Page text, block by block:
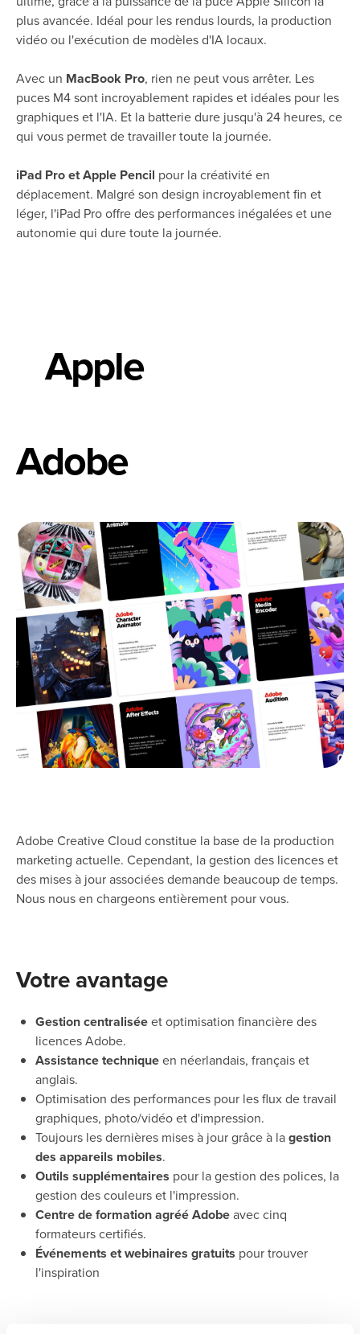
plus avancée. Idéal pour les rendus lourds, la production
vidéo ou l'exécution de modèles d'IA locaux.
Avec un MacBook Pro, rien ne peut vous arrêter. Les
puces M4 sont incroyablement rapides et idéales pour les
graphiques et l'IA. Et la batterie dure jusqu'à 24 heures, ce
qui vous permet de travailler toute la journée.
iPad Pro et Apple Pencil pour la créativité en
déplacement. Malgré son design incroyablement fin et
léger, l'iPad Pro offre des performances inégalées et une
autonomie qui dure toute la journée.
Apple
Adobe
Adobe Creative Cloud constitue la base de la production
marketing actuelle. Cependant, la gestion des licences et
des mises à jour associées demande beaucoup de temps.
Nous nous en chargeons entièrement pour vous.
Votre avantage
Gestion centraliséeet optimisation financière des
licences Adobe.
Assistance techniqueen néerlandais, français et
anglais.
Optimisation des performances pour les flux de travail
graphiques, photo/vidéo et d'impression.
Toujours les dernières mises à jour grâce à lagestion
des appareils mobiles.
Outils supplémentaires pour la gestion des polices, la
gestion des couleurs et l'impression.
Centre de formation agréé Adobeavec cinq
formateurs certifiés.
Événements et webinaires gratuits pour trouver
l'inspiration